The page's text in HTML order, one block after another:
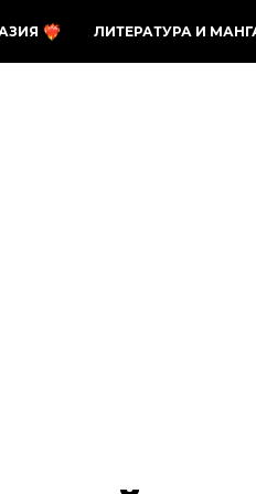
ЛИТЕРАТУРА И